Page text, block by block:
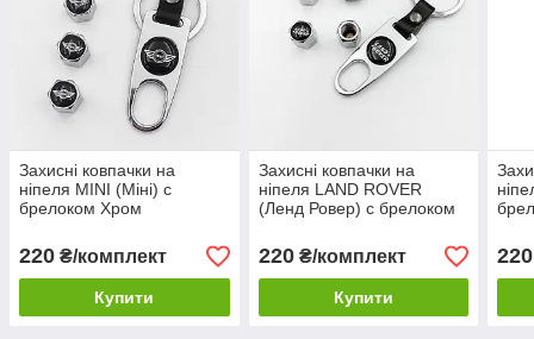
Захисні ковпачки на
ніпеля MINI (Міні) c
брелоком Хром
220 ₴/комплект
Купити
Захисні ковпачки на
ніпеля LAND ROVER
(Ленд Ровер) c брелоком
220₴/комплект
Купити
220